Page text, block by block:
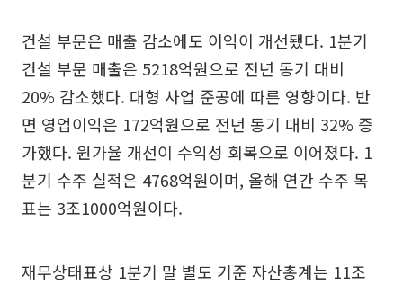
건설 부문은 매출 감소에도 이익이 개선됐다. 1분기
건설 부문 매출은 5218억원으로 전년 동기 대비
20% 감소했다. 대형 사업 준공에 따른 영향이다. 반
면 영업이익은 172억원으로 전년 동기 대비 32% 증
가했다. 원가율 개선이 수익성 회복으로 이어졌다. 1
분기 수주 실적은 4768억원이며, 올해 연간 수주 목
표는 3조1000억원이다.
재무상태표상 1분기 말 별도 기준 자산총계는 11조